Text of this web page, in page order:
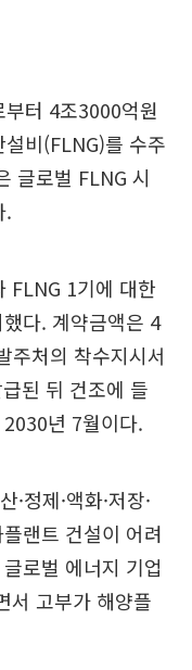
터 4조3000억원
비(FLNG)를 수주
글로벌 FLNG 시
.
FLNG 1기에 대한
다. 계약금액은 4
주처의 착수지시서
된 뒤 건조에 들
년 7월이다.
정제·액화·저장·
랜트 건설이 어려
로벌 에너지 기업
서 고부가 해양플